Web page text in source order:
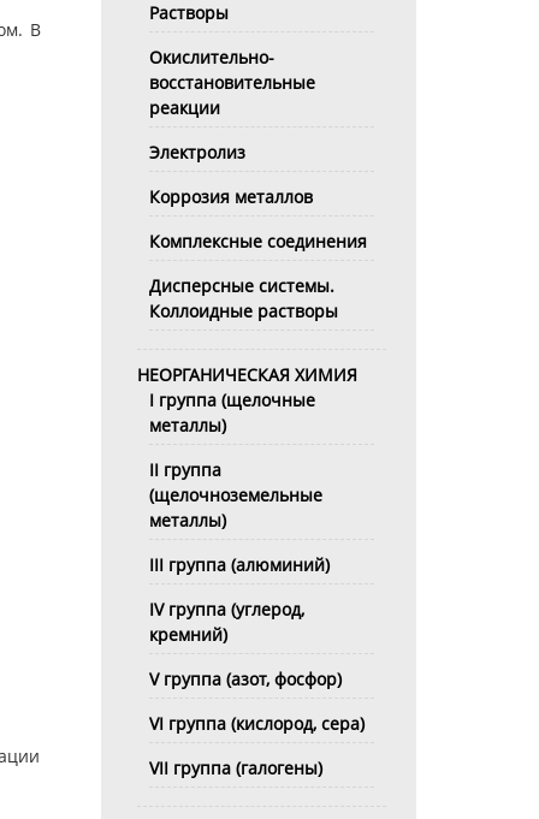
В
Растворы
Окислительно-
восстановительные
реакции
Электролиз
Коррозия металлов
Комплексные соединения
Дисперсные системы.
Коллоидные растворы
НЕОРГАНИЧЕСКАЯ ХИМИЯ
I группа (щелочные
металлы)
II группа
(щелочноземельные
металлы)
III группа (алюминий)
IV группа (углерод,
кремний)
V группа (азот, фосфор)
VI группа (кислород, сера)
VII группа (галогены)